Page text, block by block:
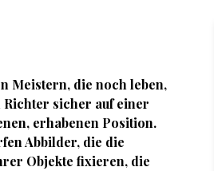
Meistern, die noch leben,
Richter sicher auf einer
erhabenen Position.
Abbilder, die die
Objekte fixieren, die